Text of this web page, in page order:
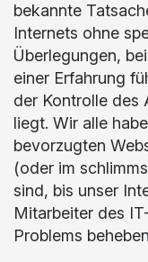
bekannte
Internets ohne
Überlegungen,
einer Erfahrung
der Kontrolle des
liegt. Wir alle
bevorzugten
(oder im
sind, bis unser
Mitarbeiter des
Problems